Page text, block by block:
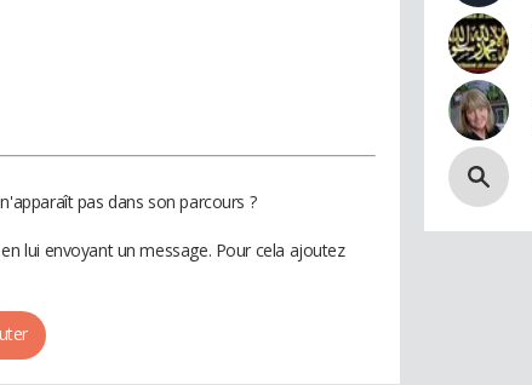
pas dans son parcours ?
lui envoyant un message. Pour cela ajoutez